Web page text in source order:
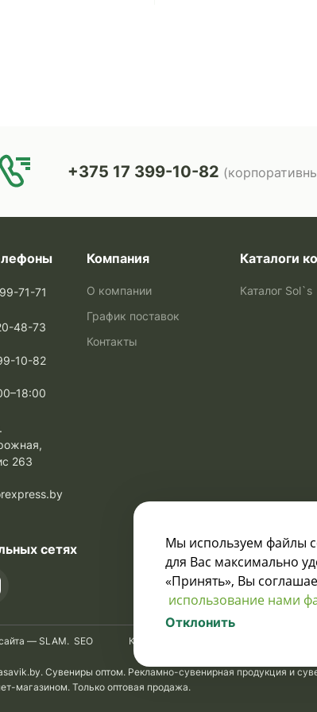
+375 17 399-10-82
71-71
48-73
10-82
263
Компания
О компании
График поставок
Контакты
Каталоги
Каталог Sol`s
Узнавайте о
и акциях:
сетях
Карта сайта
Сувениры оптом. Рекламно-сувенирная продукция и
магазином. Только оптовая продажа.
— SLAM. SEO
Мы используем файлы
для Вас максимально
«Принять», Вы
использование нами
Отклонить